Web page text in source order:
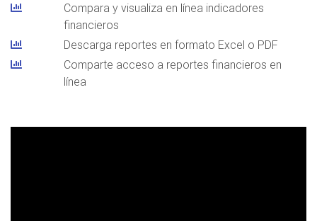
Compara y visualiza en línea indicadores
financieros
Descarga reportes en formato Excel o PDF
Comparte acceso a reportes financieros en
línea